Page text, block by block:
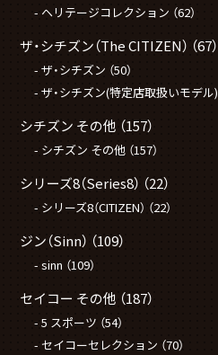
ヘリテージコレクション （62）
ザ・シチズン（The CITIZEN） （67）
ザ・シチズン （50）
ザ・シチズン(特定店取扱いモデル)
シチズン その他 （157）
シチズン その他 （157）
シリーズ8（Series8） （22）
シリーズ8（CITIZEN） （22）
ジン（Sinn） （109）
sinn （109）
セイコー その他 （187）
5 スポーツ （54）
セイコーセレクション （70）